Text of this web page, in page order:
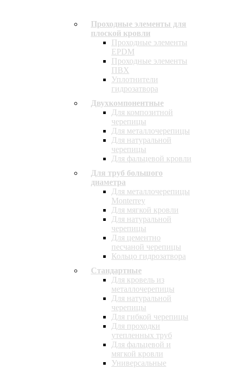
Проходные элементы для
плоской кровли
Проходные элементы
EPDM
Проходные элементы
ПВХ
Уплотнители
гидрозатвора
Двухкомпонентные
Для композитной
черепицы
Для металлочерепицы
Для натуральной
черепицы
Для фальцевой кровли
Для труб большого
диаметра
Для металлочерепицы
Monterrey
Для мягкой кровли
Для натуральной
черепицы
Для цементно
песчаной черепицы
Кольцо гидрозатвора
Стандартные
Для кровель из
металлочерепицы
Для натуральной
черепицы
Для гибкой черепицы
Для проходки
утепленных труб
Для фальцевой и
мягкой кровли
Универсальные